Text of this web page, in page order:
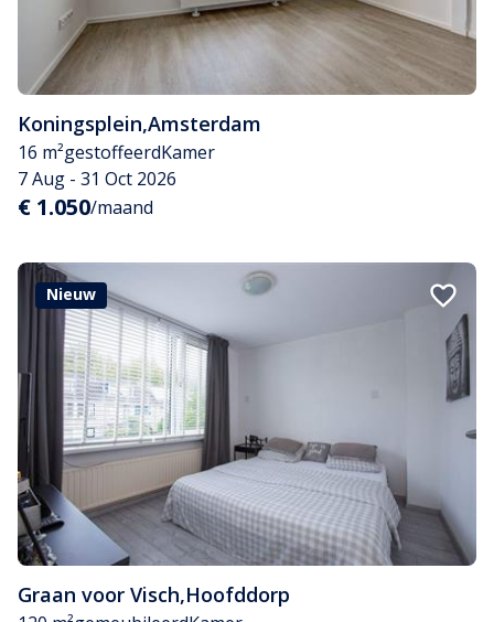
Koningsplein,Amsterdam
16 m²gestoffeerdKamer
7 Aug - 31 Oct 2026
€ 1.050/maand
Nieuw
Graan voor Visch,Hoofddorp